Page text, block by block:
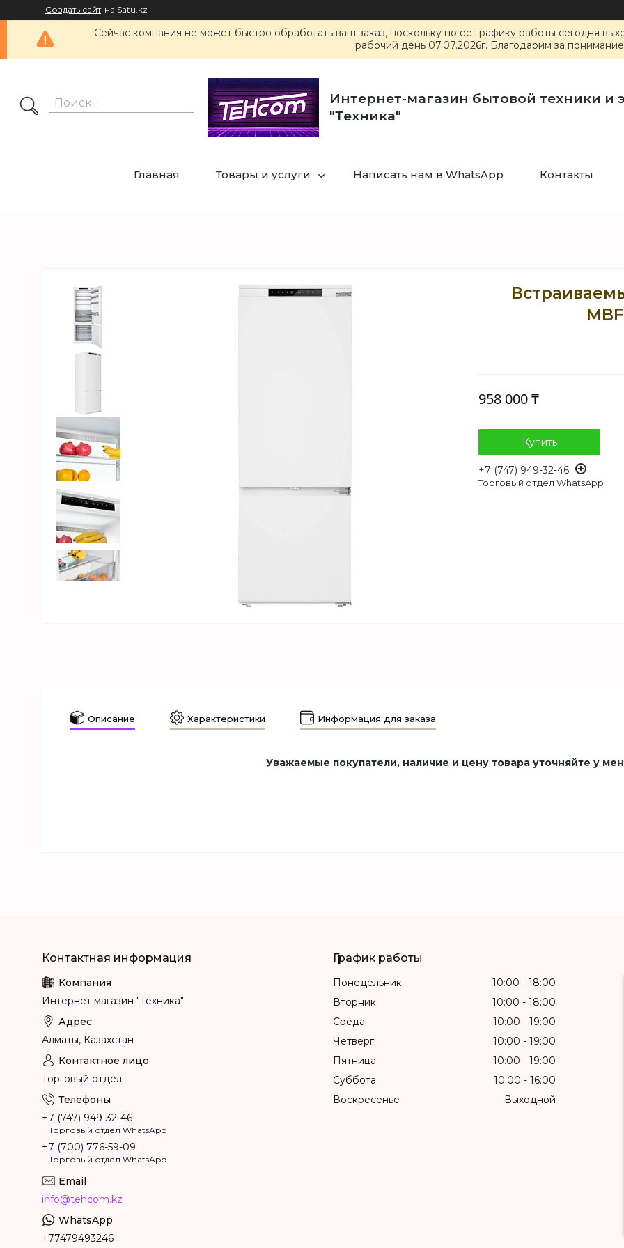
Создать сайт на Satu.kz
Сейчас компания не может быстро обработать ваш заказ, поскольку по ее графику работы сегодня
рабочий день 07.07.2026г. Благодарим за
Интернет-магазин бытовой техники и
"Техника"
Главная Товары и услуги Написать нам в WhatsApp Контакты
958 000 ₸
Купить
+7 (747) 949-32-46
Торговый отдел WhatsApp
Описание Характеристики Информация для заказа
Уважаемые покупатели, наличие и цену товара уточняйте у
Интернет магазин "Техника"
Алматы, Казахстан
Торговый отдел
+7 (747) 949-32-46
Торговый отдел WhatsApp
+7 (700) 776-59-09
Торговый отдел WhatsApp
info@tehcom.kz
+77479493246
График работы
Понедельник 10:00
18:00
Вторник
10:00
18:00
Среда
10:00
19:00
Четверг
10:00
19:00
Пятница
10:00
19:00
Суббота
10:00
16:00
Воскресенье
Выходной